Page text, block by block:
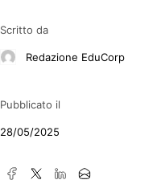
Scritto da
Redazione EduCorp
Pubblicato il
28/05/2025